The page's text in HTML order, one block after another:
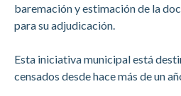
baremación y estimación de la
para su adjudicación.
Esta iniciativa municipal está
censados desde hace más de un